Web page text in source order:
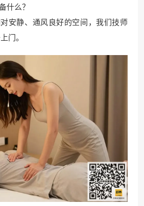
什么？
安静、通风良好的空间，我们技师
门。